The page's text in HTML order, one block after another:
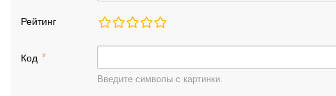
Рейтинг
Код
Введите символы с картинки.